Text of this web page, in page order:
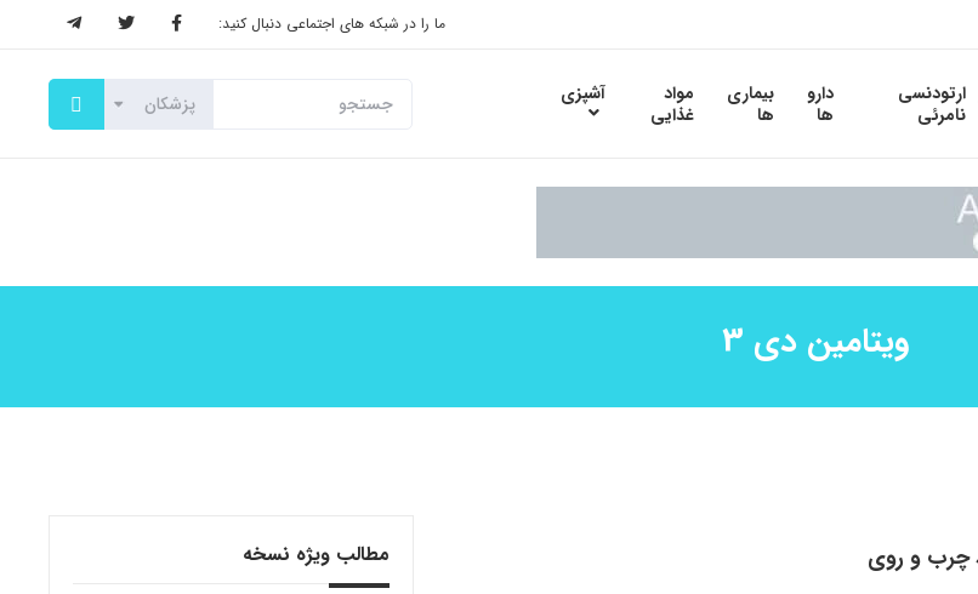
ما را در شبکه های اجتماعی دنبال کنید:
ارتودنسی
نامرئی
دارو
ها
بیماری
ها
مواد
غذایی
آشپزی
ویتامین دی 3
مطالب ویژه نسخه